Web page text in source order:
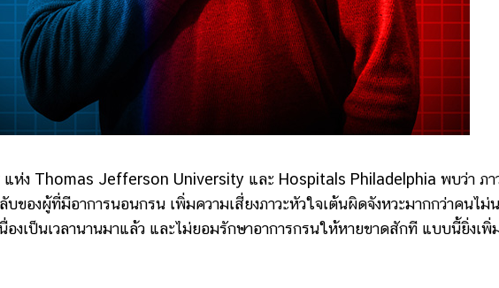
ง Thomas Jefferson University และ Hospitals Philadelphia พบว่า ภา
องผู้ที่มีอาการนอนกรน เพิ่มความเสี่ยงภาวะหัวใจเต้นผิดจังหวะมากกว่าคนไม่
งเป็นเวลานานมาแล้ว และไม่ยอมรักษาอาการกรนให้หายขาดสักที แบบนี้ยิ่งเพิ่